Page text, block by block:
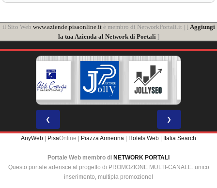
il Sito Web www.aziende.pisaonline.itè membro di NetworkPortali.it | [ Aggiungi
la tua Azienda al Network di Portali ]
❮ ❯
AnyWeb PisaOnline | Piazza Armerina Hotels Web Italia Search
Portale Web membro di NETWORK PORTALI
Questo portale aderisce al progetto di PROMOZIONE MULTI-CANALE: unico
inserimento, multipla promozione!